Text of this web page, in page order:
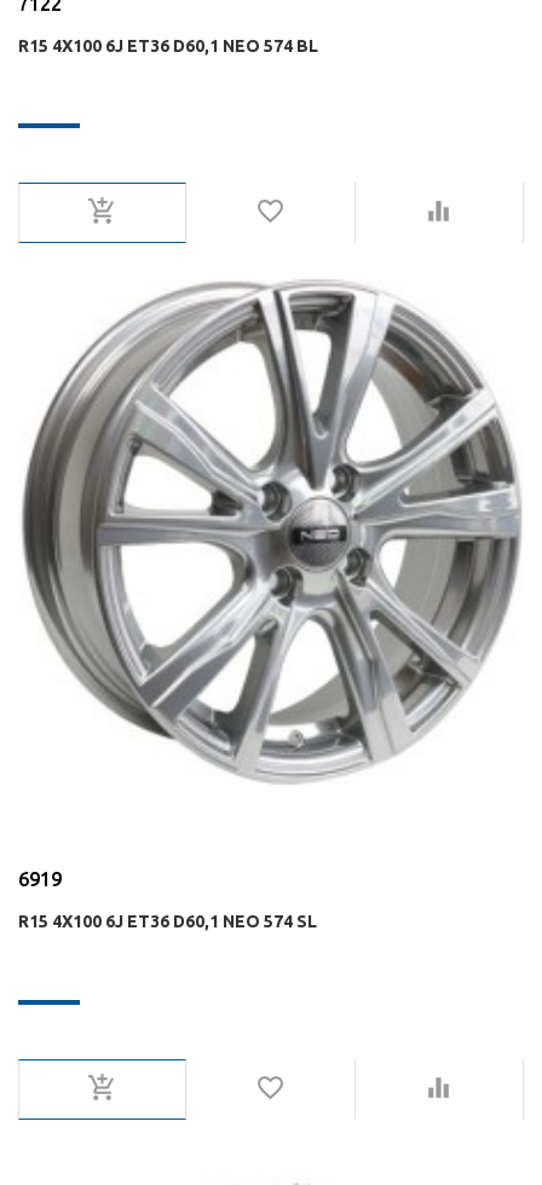
R15 4X100 6J ET36 D60,1 NEO 574 BL
6919
R15 4X100 6J ET36 D60,1 NEO 574 SL